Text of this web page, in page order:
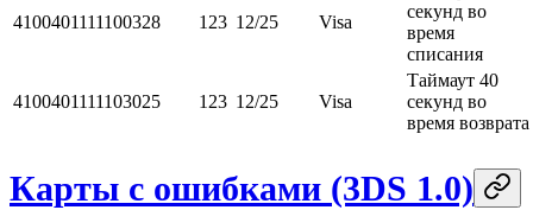
4100401111100328 123 12/25 Visa
секунд во
время
списания
4100401111103025 123 12/25 Visa
Таймаут 40
секунд во
время возврата
Карты с ошибками (3DS 1.0)